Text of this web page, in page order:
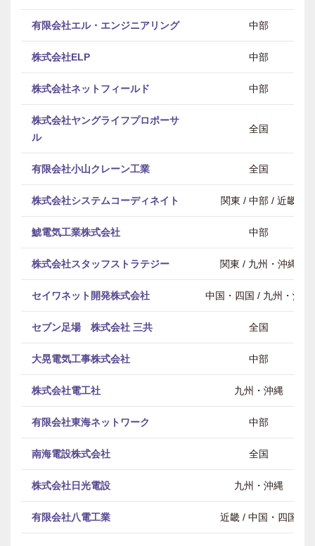
有限会社エル・エンジニアリング 中部
株式会社ELP 中部
株式会社ネットフィールド 中部
株式会社ヤングライフプロポーサ
ル
全国
有限会社小山クレーン工業 全国
株式会社システムコーディネイト 関東 / 中部 / 近畿
鯱電気工業株式会社 中部
株式会社スタッフストラテジー 関東 / 九州・沖縄
セイワネット開発株式会社 中国・四国 / 九州・沖縄
セブン足場 株式会社 三共 全国
大晃電気工事株式会社 中部
株式会社電工社 九州・沖縄
有限会社東海ネットワーク 中部
南海電設株式会社 全国
株式会社日光電設 九州・沖縄
有限会社八電工業 近畿 / 中国・四国